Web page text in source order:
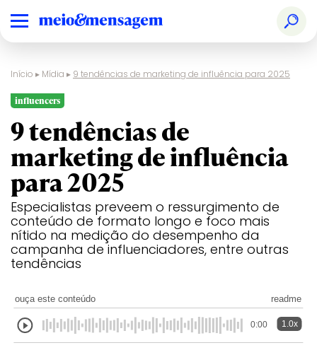
Início ▸ Mídia ▸ 9 tendências de marketing de influência para 2025
influencers
9 tendências de
marketing de influência
para 2025
Especialistas preveem o ressurgimento de
conteúdo de formato longo e foco mais
nítido na medição do desempenho da
campanha de influenciadores, entre outras
tendências
ouça este conteúdo readme
0:00 1.0x